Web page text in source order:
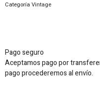
Categoría Vintage
Pago seguro
Aceptamos pago por
pago procederemos al envío.